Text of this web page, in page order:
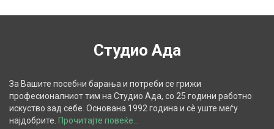
Студио Ада
За Вашите посебни барања и потреби се грижи
професионалниот тим на Студио Ада, со 25 години работно
искуство зад себе. Основана 1992 година и сѐ уште меѓу
најдобрите. Прочитајте повеќе...